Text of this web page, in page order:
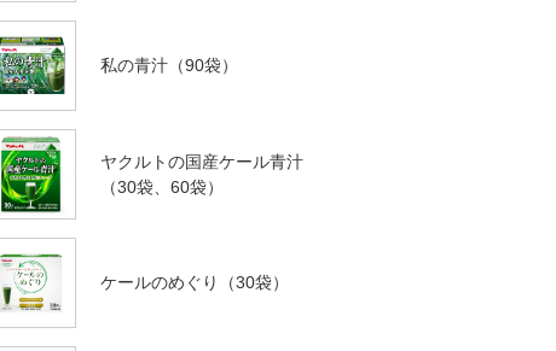
私の青汁（90袋）
ヤクルトの国産ケール青汁
（30袋、60袋）
ケールのめぐり（30袋）